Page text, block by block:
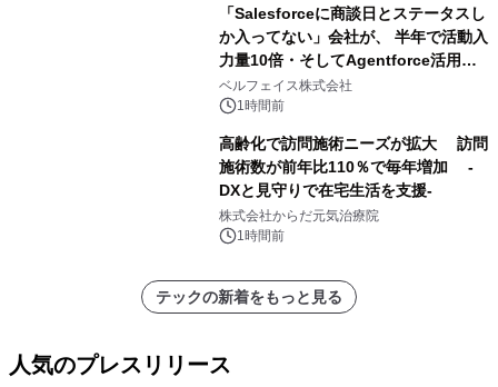
「Salesforceに商談日とステータスし
か入ってない」会社が、 半年で活動入
力量10倍・そしてAgentforce活用へ
── 敷島住宅×bellSalesAI事例公開
ベルフェイス株式会社
1時間前
高齢化で訪問施術ニーズが拡大 訪問
施術数が前年比110％で毎年増加 -
DXと見守りで在宅生活を支援-
株式会社からだ元気治療院
1時間前
テックの新着をもっと見る
人気のプレスリリース